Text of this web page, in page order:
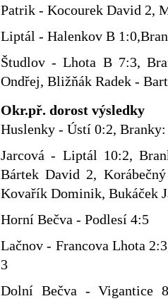
Patrik - Kocourek David 2,
Liptál - Halenkov B
Študlov - Lhota B 7:3,
Ondřej, Bližňák Radek -
Okr.př. dorost výsledky
Huslenky - Ústí 0:2,
Jarcová - Liptál 10:2,
Bártek David 2,
Kovařík Dominik, Bukáček
Horní Bečva - Podlesí 4:5
Lačnov - Francova Lhota
3
Dolní Bečva - Vigantice